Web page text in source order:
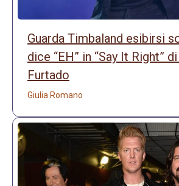
Guarda Timbaland esibirsi
dice “EH” in “Say It Right”
Furtado
Giulia Romano